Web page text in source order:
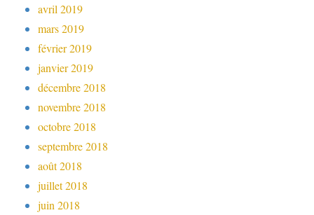
avril 2019
mars 2019
février 2019
janvier 2019
décembre 2018
novembre 2018
octobre 2018
septembre 2018
août 2018
juillet 2018
juin 2018